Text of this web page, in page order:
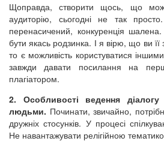
Щоправда, створити щось, що може
аудиторію, сьогодні не так
перенасичений, конкуренція
бути якась родзинка. І я вірю, що ви
то є можливість користуватися
завжди давати посилання на
плагіатором.
2. Особливості ведення
людьми. Починати, звичайно,
дружніх стосунків. У процесі
Не навантажувати релігійною